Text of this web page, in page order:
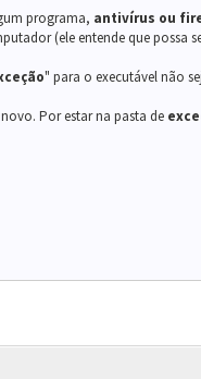
programa, antivírus ou
(ele entende que possa
" para o executável não
Por estar na pasta de